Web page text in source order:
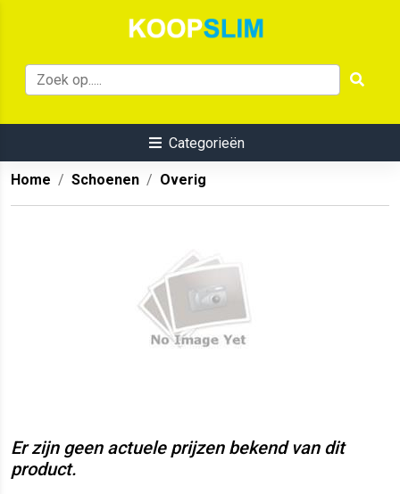
Categorieën
Home Schoenen Overig
Er zijn geen actuele prijzen bekend van dit
product.